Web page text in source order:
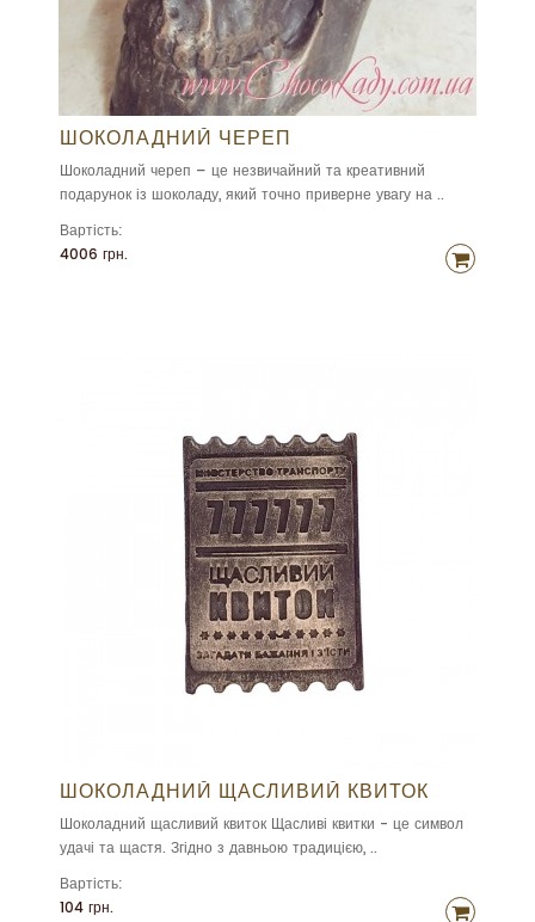
ШОКОЛАДНИЙ ЧЕРЕП
Шоколадний череп – це незвичайний та креативний
подарунок із шоколаду, який точно приверне увагу на ..
Вартість:
4006 грн.
ШОКОЛАДНИЙ ЩАСЛИВИЙ КВИТОК
Шоколадний щасливий квиток Щасливі квитки - це символ
удачі та щастя. Згідно з давньою традицією, ..
Вартість:
104 грн.